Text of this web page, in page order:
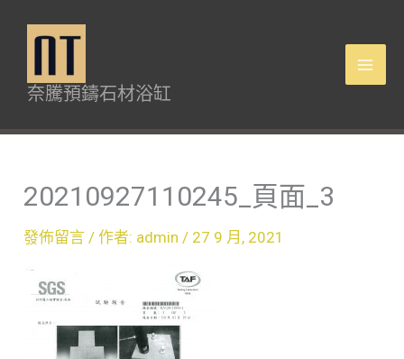
內
奈騰預鑄石材浴缸
20210927110245_頁面_3
發佈留言 / 作者: admin/ 27 9 月, 2021